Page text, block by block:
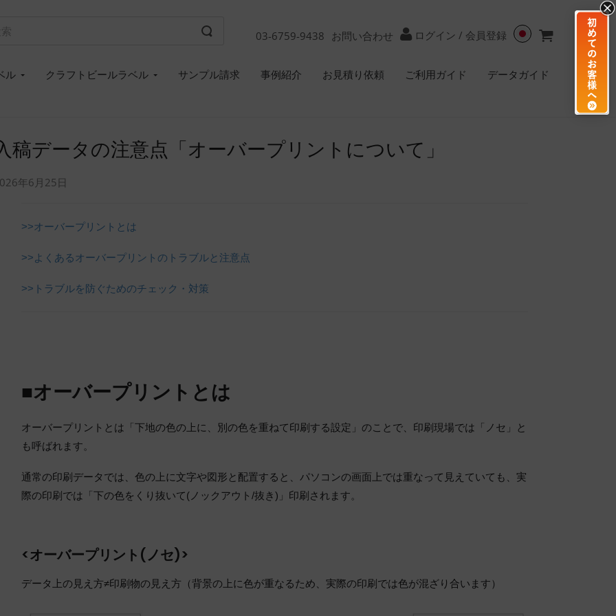
03-6759-9438 お問い合わせ ログイン / 会員登録
ル クラフトビールラベル サンプル請求 事例紹介 お見積り依頼 ご利用ガイド データガイド
稿データの注意点「オーバープリントについて」
年6月25日
>>オーバープリントとは
>>よくあるオーバープリントのトラブルと注意点
>>トラブルを防ぐためのチェック・対策
■オーバープリントとは
オーバープリントとは「下地の色の上に、別の色を重ねて印刷する設定」のことで、印刷現場では「ノセ」と
も呼ばれます。
通常の印刷データでは、色の上に文字や図形と配置すると、パソコンの画面上では重なって見えていても、実
際の印刷では「下の色をくり抜いて(ノックアウト/抜き)」印刷されます。
<オーバープリント(ノセ)>
データ上の見え方≠印刷物の見え方（背景の上に色が重なるため、実際の印刷では色が混ざり合います）